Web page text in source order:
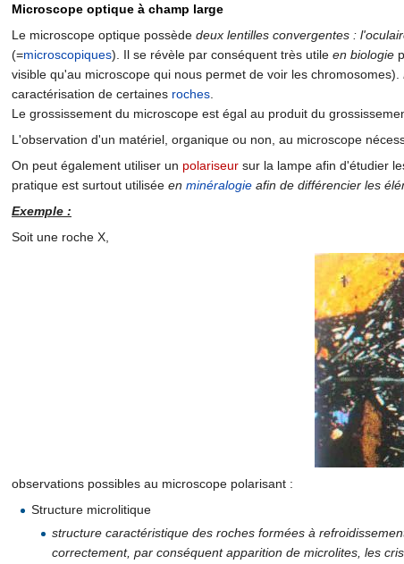
Microscope optique à champ large
Le microscope optique possède deux lentilles convergentes :
(=microscopiques). Il se révèle par conséquent très utile en biologie
visible qu'au microscope qui nous permet de voir les chromosomes).
caractérisation de certaines roches
Le grossissement du microscope est égal au produit du
L'observation d'un matériel, organique ou non, au microscope
On peut également utiliser un polariseur sur la lampe afin d'étudier
pratique est surtout utilisée en minéralogie afin de différencier les
Exemple :
Soit une roche X,
observations possibles au microscope polarisant :
Structure microlitique
structure caractéristique des roches formées à
correctement, par conséquent apparition de microlites, les